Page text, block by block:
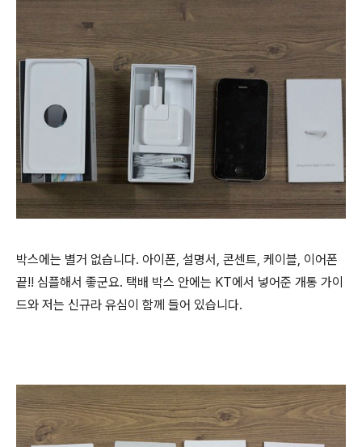
박스에는 별거 없습니다. 아이폰, 설명서, 콘센트, 케이블, 이어폰
끝!! 심플해서 좋군요. 택배 박스 안에는 KT에서 넣어준 개통 가이
드와 저는 신규라 유심이 함께 들어 있습니다.